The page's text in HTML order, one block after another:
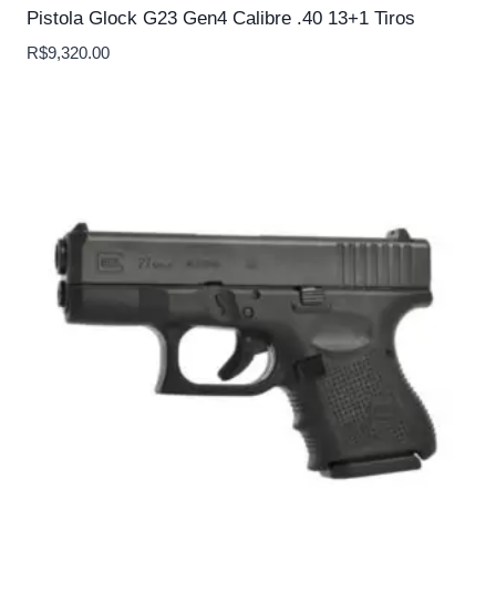
Pistola Glock G23 Gen4 Calibre .40 13+1 Tiros
R$9,320.00